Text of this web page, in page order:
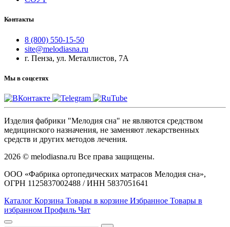
Контакты
8 (800) 550-15-50
site@melodiasna.ru
г. Пенза, ул. Металлистов, 7А
Мы в соцсетях
Изделия фабрики "Мелодия сна" не являются средством
медицинского назначения, не заменяют лекарственных
средств и других методов лечения.
2026 © melodiasna.ru Все права защищены.
ООО «Фабрика ортопедических матрасов Мелодия сна»,
ОГРН 1125837002488 / ИНН 5837051641
Каталог Корзина Товары в корзине Избранное Товары в
избранном Профиль Чат